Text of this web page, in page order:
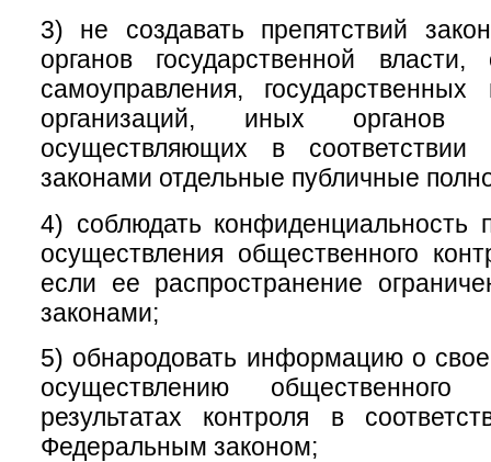
3) не создавать препятствий
органов государственной власти,
самоуправления,
организаций, иных органов
осуществляющих в
законами отдельные публичные
4) соблюдать конфиденциальность
осуществления общественного
если ее распространение
законами;
5) обнародовать информацию о
осуществлению
результатах контроля в
Федеральным законом;